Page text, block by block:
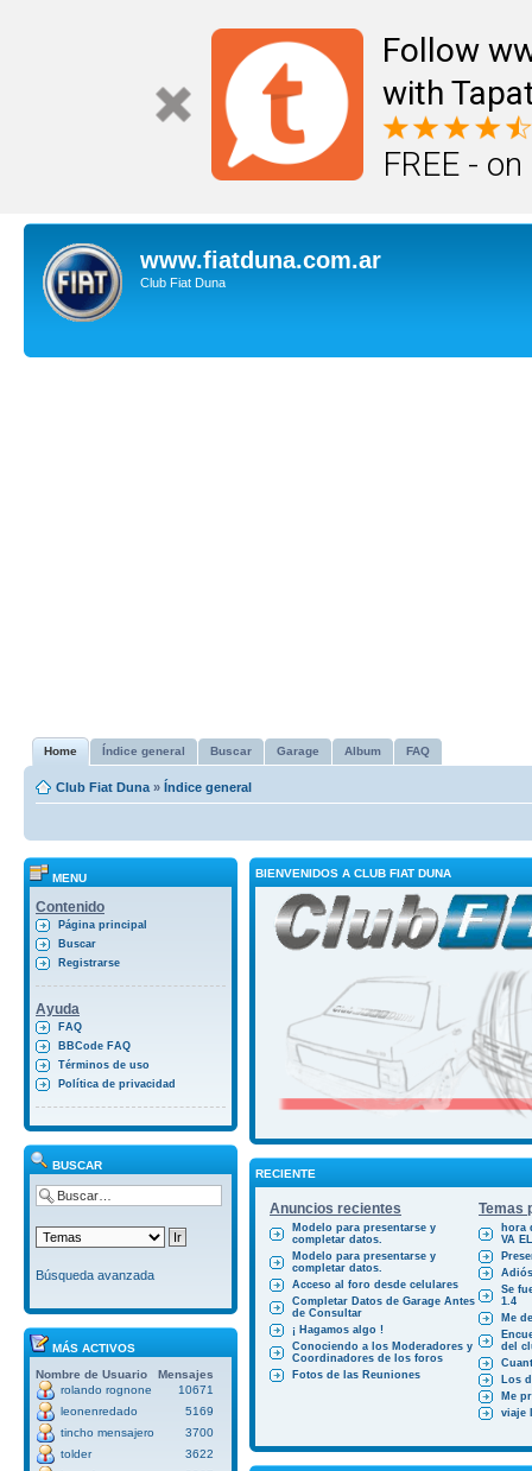
Follow
with
FREE -
www.fiatduna.com.ar
Club Fiat Duna
Home Índice general Buscar Garage Album FAQ
Club Fiat Duna » Índice general
MENU
Contenido
Página principal
Buscar
Registrarse
Ayuda
FAQ
BBCode FAQ
Términos de uso
Política de privacidad
BUSCAR
Búsqueda avanzada
MÁS ACTIVOS
Nombre de Usuario
Mensajes
rolando rognone
10671
leonenredado
5169
tincho mensajero
3700
tolder
3622
BIENVENIDOS A CLUB FIAT DUNA
RECIENTE
Anuncios recientes Temas
Modelo para presentarse y
completar datos.
Modelo para presentarse y
completar datos.
Acceso al foro desde celulares
Completar Datos de Garage Antes
de Consultar
¡ Hagamos algo !
Conociendo a los Moderadores y
Coordinadores de los foros
Fotos de las Reuniones
hora
VA
Se
1.4
Me
del
Los
Me
viaje